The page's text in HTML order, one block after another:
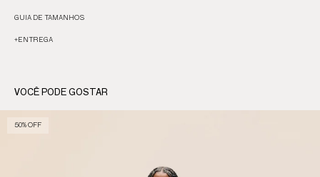
GUIA DE TAMANHOS
+ENTREGA
VOCÊ PODE GOSTAR
50% OFF